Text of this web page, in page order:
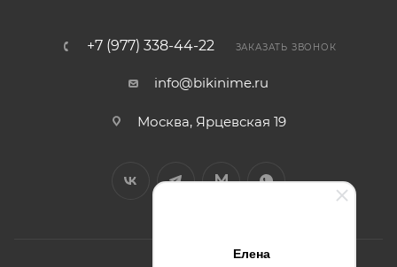
Елена
+7 (977) 338-44-22 ЗАКАЗАТЬ ЗВОНОК
info@bikinime.ru
Москва, Ярцевская 19